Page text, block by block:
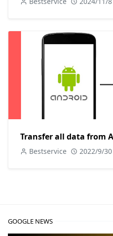
Transfer all data from
Bestservice 2022/9/30
GOOGLE NEWS